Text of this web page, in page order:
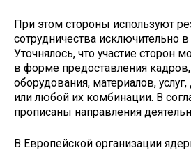
При этом стороны используют
сотрудничества исключительно
Уточнялось, что участие сторон
в форме предоставления кадров,
оборудования, материалов,
или любой их комбинации. В
прописаны направления
В Европейской организации